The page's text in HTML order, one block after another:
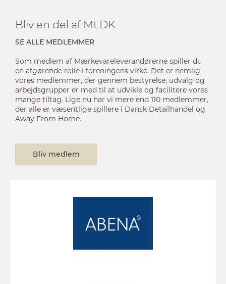
Bliv en del af MLDK
SE ALLE MEDLEMMER
Som medlem af Mærkevareleverandørerne spiller du
en afgørende rolle i foreningens virke. Det er nemlig
vores medlemmer, der gennem bestyrelse, udvalg og
arbejdsgrupper er med til at udvikle og facilitere vores
mange tiltag. Lige nu har vi mere end 110 medlemmer,
der alle er væsentlige spillere i Dansk Detailhandel og
Away From Home.
Bliv medlem